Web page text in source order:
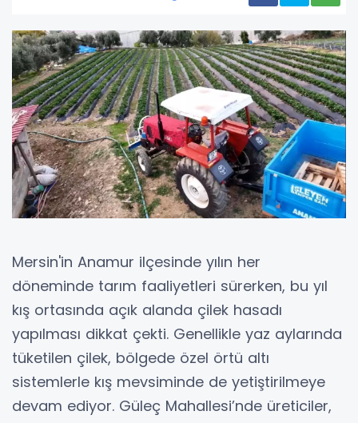
Mersin'in Anamur ilçesinde yılın her
döneminde tarım faaliyetleri sürerken, bu yıl
kış ortasında açık alanda çilek hasadı
yapılması dikkat çekti. Genellikle yaz aylarında
tüketilen çilek, bölgede özel örtü altı
sistemlerle kış mevsiminde de yetiştirilmeye
devam ediyor. Güleç Mahallesi’nde üreticiler,